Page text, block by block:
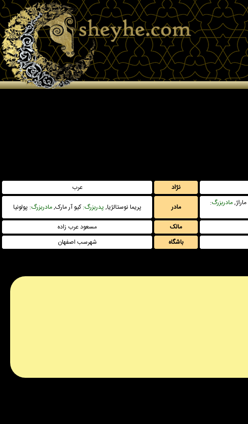
نژاد
عرب
ماراژ,مادربزرگ:
مادر پریما نوستالژیا, پدربزرگ:کیو آر مارک,مادربزرگ: پولونیا
مالک
مسعود عرب زاده
باشگاه شهرسب اصفهان